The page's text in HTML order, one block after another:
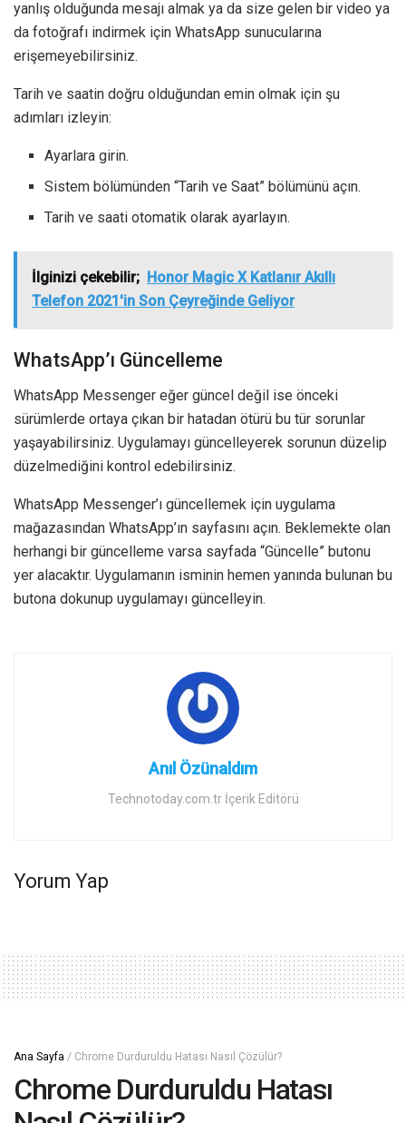
yanlış olduğunda mesajı almak ya da size gelen bir video ya
da fotoğrafı indirmek için WhatsApp sunucularına
erişemeyebilirsiniz.
Tarih ve saatin doğru olduğundan emin olmak için şu
adımları izleyin:
Ayarlara girin.
Sistem bölümünden “Tarih ve Saat” bölümünü açın.
Tarih ve saati otomatik olarak ayarlayın.
İlginizi çekebilir; Honor Magic X Katlanır Akıllı
Telefon 2021'in Son Çeyreğinde Geliyor
WhatsApp’ı Güncelleme
WhatsApp Messenger eğer güncel değil ise önceki
sürümlerde ortaya çıkan bir hatadan ötürü bu tür sorunlar
yaşayabilirsiniz. Uygulamayı güncelleyerek sorunun düzelip
düzelmediğini kontrol edebilirsiniz.
WhatsApp Messenger’ı güncellemek için uygulama
mağazasından WhatsApp’ın sayfasını açın. Beklemekte olan
herhangi bir güncelleme varsa sayfada “Güncelle” butonu
yer alacaktır. Uygulamanın isminin hemen yanında bulunan bu
butona dokunup uygulamayı güncelleyin.
Anıl Özünaldım
Technotoday.com.tr İçerik Editörü
Yorum Yap
Ana Sayfa / Chrome Durduruldu Hatası Nasıl Çözülür?
Chrome Durduruldu Hatası